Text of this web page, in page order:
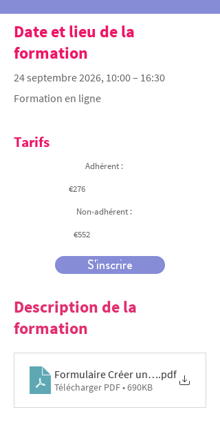
Date et lieu de la
formation
24 septembre 2026, 10:00 – 16:30
Formation en ligne
Tarifs
Adhérent :
€276
Non-adhérent :
€552
S'inscrire
Description de la
formation
Formulaire Créer une instance de
.pdf
Télécharger PDF • 690KB